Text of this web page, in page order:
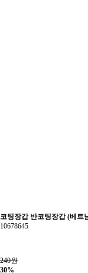
코팅장갑 반코팅장갑 (베트
10678645
240원
30%